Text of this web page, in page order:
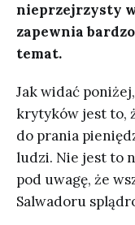
nieprzejrzysty
zapewnia
temat.
Jak widać
krytyków jest to,
do prania
ludzi. Nie jest to
pod uwagę, że
Salwadoru